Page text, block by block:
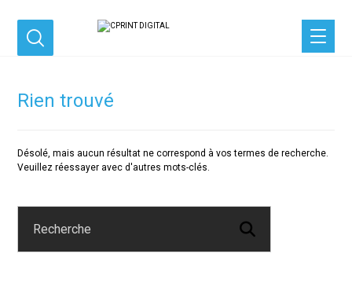
Rien trouvé
Désolé, mais aucun résultat ne correspond à vos termes de recherche.
Veuillez réessayer avec d'autres mots-clés.